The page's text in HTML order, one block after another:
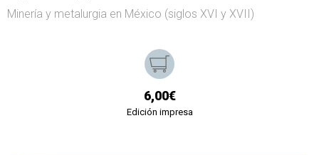
Minería y metalurgia en México (siglos XVI y XVII)
6,00€
Edición impresa